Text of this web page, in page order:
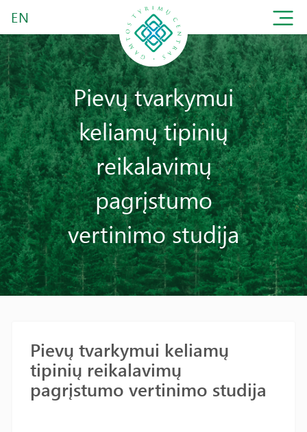
EN
Pievų tvarkymui
keliamų tipinių
reikalavimų
pagrįstumo
vertinimo studija
Pievų tvarkymui keliamų
tipinių reikalavimų
pagrįstumo vertinimo studija